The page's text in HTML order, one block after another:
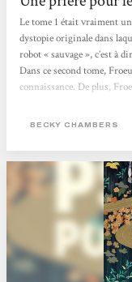
Le tome 1 était vraiment
dystopie originale dans
robot « sauvage », c’est à
Dans ce second tome,
connaissance. De plus,
ton est alternativement
BECKY CHAMBERS